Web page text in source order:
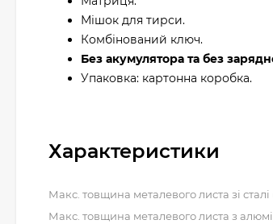
Мішок для тирси.
Комбінований ключ.
Без акумулятора та без
Упаковка: картонна коробка.
Характеристики
Макс. товщина металевого листа зі
Макс. товщина металевого листа з